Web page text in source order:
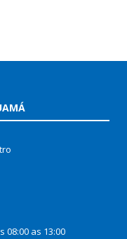
08:00 as 13:00